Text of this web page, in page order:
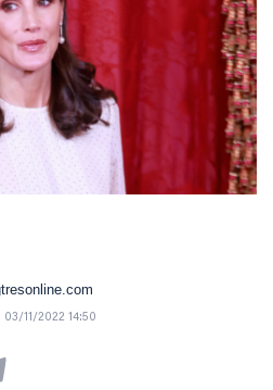
03/11/2022 14:50